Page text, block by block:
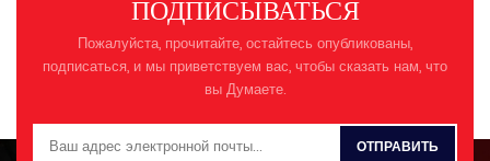
Пожалуйста, прочитайте, остайтесь опубликованы,
подписаться, и мы приветствуем вас, чтобы сказать нам, что
вы Думаете.